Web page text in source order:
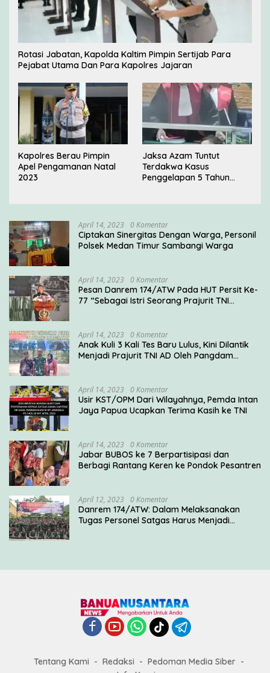
Rotasi Jabatan, Kapolda Kaltim Pimpin Sertijab Para
Pejabat Utama Dan Para Kapolres Jajaran
Kapolres Berau Pimpin
Apel Pengamanan Natal
2023
Jaksa Azam Tuntut
Terdakwa Kasus
Penggelapan 5 Tahun
April 14, 2023 0 Komentar
Ciptakan Sinergitas Dengan Warga, Personil
Polsek Medan Timur Sambangi Warga
April 14, 2023 0 Komentar
Pesan Danrem 174/ATW Pada HUT Persit Ke-
77 “Sebagai Istri Seorang Prajurit TNI
April 14, 2023 0 Komentar
Anak Kuli 3 Kali Tes Baru Lulus, Kini Dilantik
Menjadi Prajurit TNI AD Oleh Pangdam
April 14, 2023 0 Komentar
Usir KST/OPM Dari Wilayahnya, Pemda Intan
Jaya Papua Ucapkan Terima Kasih ke TNI
April 14, 2023 0 Komentar
Jabar BUBOS ke 7 Berpartisipasi dan
Berbagi Rantang Keren ke Pondok Pesantren
April 12, 2023 0 Komentar
Danrem 174/ATW: Dalam Melaksanakan
Tugas Personel Satgas Harus Menjadi
Tentang Kami Redaksi
Pedoman Media Siber